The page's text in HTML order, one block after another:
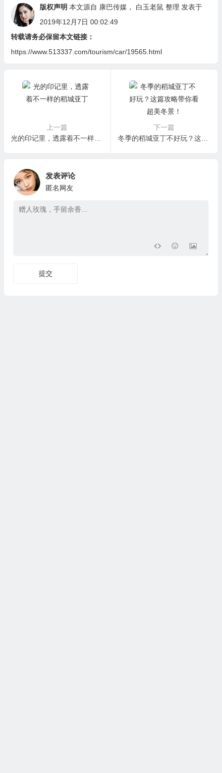
版权声明 本文源自 康巴传媒， 白玉老鼠 整理 发表于
2019年12月7日 00:02:49
转载请务必保留本文链接：
https://www.513337.com/tourism/car/19565.html
上一篇
光的印记里，透露着不一样的稻城亚丁
下一篇
冬季的稻城亚丁不好玩？这篇攻略带你看超美冬景！
发表评论
匿名网友
提交